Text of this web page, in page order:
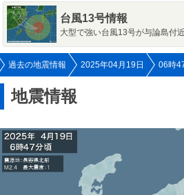
台風13号情報
大型で強い台風13号が与論島付
過去の地震情報 2025年04月19日 06時
地震情報